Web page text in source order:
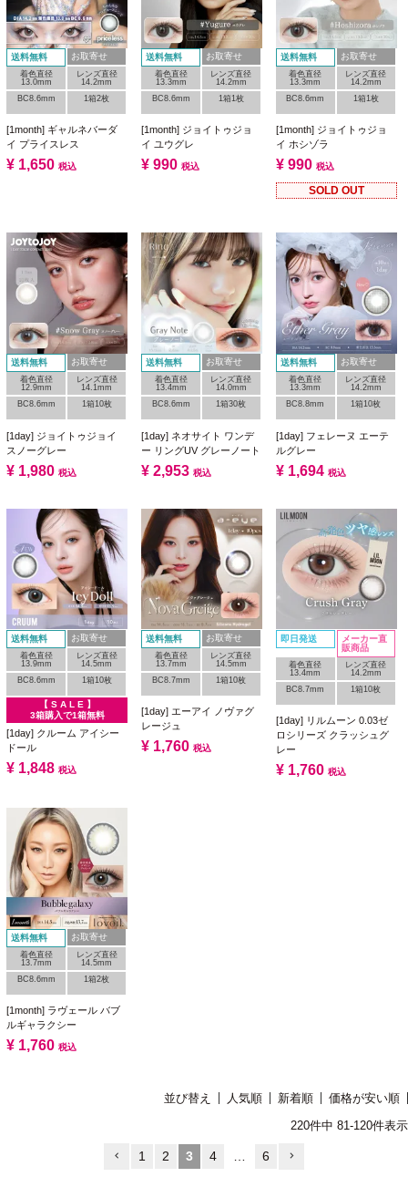
送料無料 お取寄せ
着色直径
13.0mm
レンズ直径
14.2mm
BC8.6mm
1箱2枚
[1month] ギャルネバーダ
イ プライスレス
¥ 1,650 税込
送料無料 お取寄せ
着色直径
13.3mm
レンズ直径
14.2mm
BC8.6mm
1箱1枚
[1month] ジョイトゥジョ
イ ユウグレ
¥ 990 税込
送料無料 お取寄せ
着色直径
13.3mm
レンズ直径
14.2mm
BC8.6mm
1箱1枚
[1month] ジョイトゥジョ
イ ホシゾラ
¥ 990 税込
SOLD OUT
送料無料 お取寄せ
着色直径
12.9mm
レンズ直径
14.1mm
BC8.6mm
1箱10枚
[1day] ジョイトゥジョイ
スノーグレー
¥ 1,980 税込
送料無料 お取寄せ
着色直径
13.4mm
レンズ直径
14.0mm
BC8.6mm
1箱30枚
[1day] ネオサイト ワンデ
ー リングUV グレーノート
¥ 2,953 税込
送料無料 お取寄せ
着色直径
13.3mm
レンズ直径
14.2mm
BC8.8mm
1箱10枚
[1day] フェレーヌ エーテ
ルグレー
¥ 1,694 税込
送料無料 お取寄せ
着色直径
13.9mm
レンズ直径
14.5mm
BC8.6mm
1箱10枚
【 S A L E 】
3箱購入で1箱無料
[1day] クルーム アイシー
ドール
¥ 1,848 税込
送料無料 お取寄せ
着色直径
13.7mm
レンズ直径
14.5mm
BC8.7mm
1箱10枚
[1day] エーアイ ノヴァグ
レージュ
¥ 1,760 税込
即日発送
メーカー直
販商品
着色直径
13.4mm
レンズ直径
14.2mm
BC8.7mm
1箱10枚
[1day] リルムーン 0.03ゼ
ロシリーズ クラッシュグ
レー
¥ 1,760 税込
送料無料 お取寄せ
着色直径
13.7mm
レンズ直径
14.5mm
BC8.6mm
1箱2枚
[1month] ラヴェール バブ
ルギャラクシー
¥ 1,760 税込
並び替え 人気順 新着順
価格が安い順
220件中 81 -120件表示
1 2 3 4 6